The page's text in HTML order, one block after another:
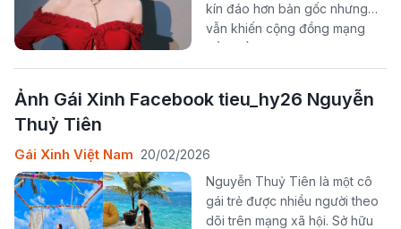
kín đáo hơn bản gốc nhưng
vẫn khiến cộng đồng mạng
trầm trồ.
Ảnh Gái Xinh Facebook tieu_hy26 Nguyễn
Thuỷ Tiên
Gái Xinh Việt Nam 20/02/2026
Nguyễn Thuỷ Tiên là một cô
gái trẻ được nhiều người theo
dõi trên mạng xã hội. Sở hữu